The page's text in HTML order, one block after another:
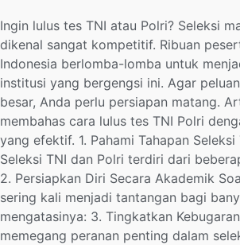
Ingin lulus tes TNI atau Polri? Seleksi
dikenal sangat kompetitif. Ribuan
Indonesia berlomba-lomba untuk
institusi yang bergengsi ini. Agar
besar, Anda perlu persiapan matang.
membahas cara lulus tes TNI Polri
yang efektif. 1. Pahami Tahapan
Seleksi TNI dan Polri terdiri dari
2. Persiapkan Diri Secara Akademik
sering kali menjadi tantangan bagi
mengatasinya: 3. Tingkatkan
memegang peranan penting dalam